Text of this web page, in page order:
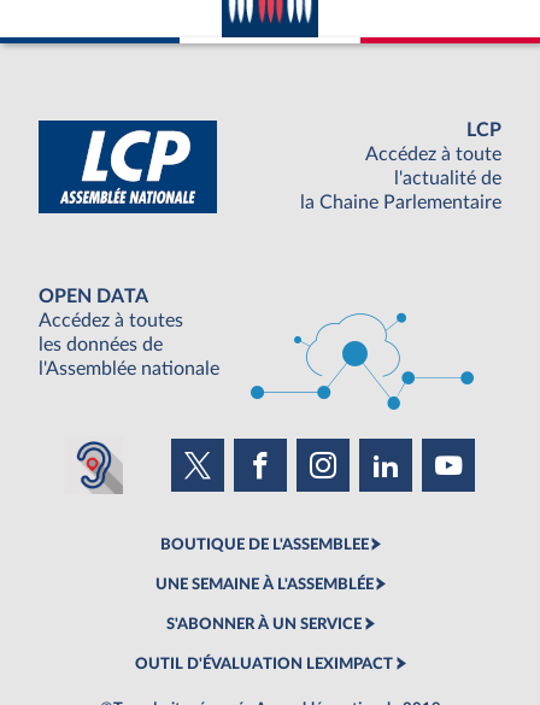
LCP
Accédez à toute
l'actualité de
la Chaine Parlementaire
OPEN DATA
Accédez à toutes
les données de
l'Assemblée nationale
BOUTIQUE DE L'ASSEMBLEE
UNE SEMAINE À L'ASSEMBLÉE
S'ABONNER À UN SERVICE
OUTIL D'ÉVALUATION LEXIMPACT